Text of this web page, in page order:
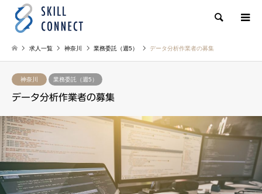
検索
求人一覧 神奈川 業務委託（週5） データ分析作業者の募集
神奈川 業務委託（週5）
データ分析作業者の募集